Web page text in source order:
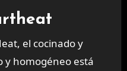
el cocinado y
y homogéneo está